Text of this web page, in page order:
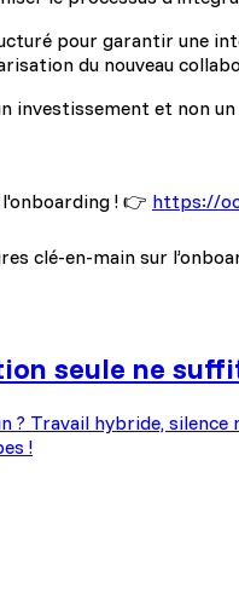
pour garantir une
du nouveau
investissement et non
l'onboarding ! 👉 https://
clé-en-main sur
seule ne
Travail hybride,
!